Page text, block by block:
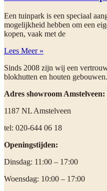
Een tuinpark is een speciaal
mogelijkheid hebben om een
kopen, vaak met de
Lees Meer »
Sinds 2008 zijn wij een
blokhutten en houten gebouwen.
Adres showroom Amstelveen:
1187 NL Amstelveen
tel: 020-644 06 18
Openingstijden:
Dinsdag: 11:00 – 17:00
Woensdag: 10:00 – 17:00